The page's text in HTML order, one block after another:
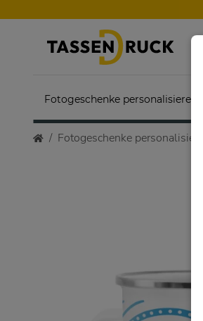
Fotogeschenke personalisieren
Fotogeschenke personalisieren